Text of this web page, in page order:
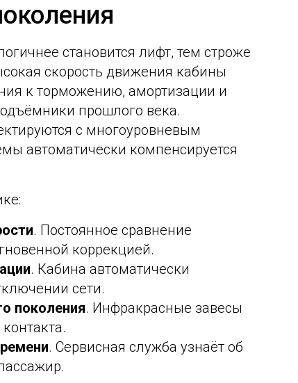
становится лифт, тем строже
скорость движения кабины
к торможению, амортизации и
прошлого века.
с многоуровневым
автоматически компенсируется
. Постоянное сравнение
коррекцией.
. Кабина автоматически
сети.
поколения. Инфракрасные завесы
. Сервисная служба узнаёт об